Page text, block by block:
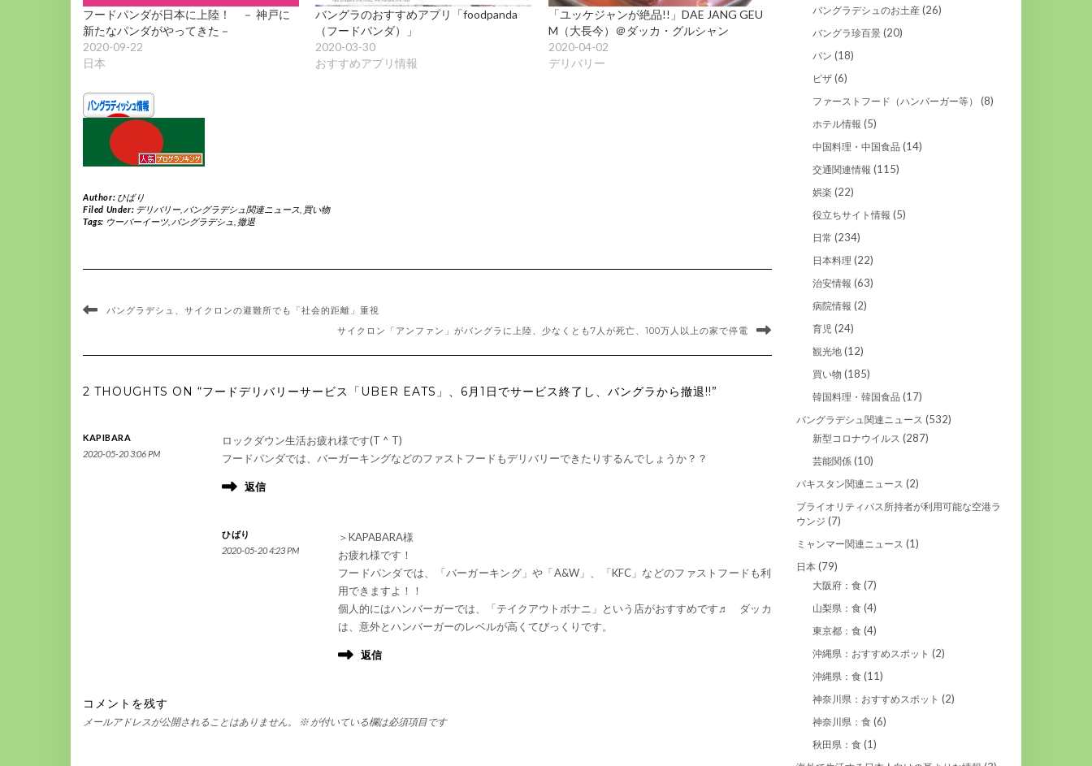
フードパンダが日本に上陸！ － 神戸に
新たなパンダがやってきた－
2020-09-22
日本
バングラのおすすめアプリ「foodpanda
（フードパンダ）」
2020-03-30
おすすめアプリ情報
「ユッケジャンが絶品!!」DAE JANG GEU
M（大長今）＠ダッカ・グルシャン
2020-04-02
デリバリー
Author: ひばり
Filed Under: デリバリー, バングラデシュ関連ニュース 買い物
Tags: ウーバーイーツ, バングラデシュ 撤退
バングラデシュ、サイクロンの避難所でも「社会的距離」重視
サイクロン「アンファン」がバングラに上陸、少なくとも7人が死亡、100万人以上の家で停電
2 THOUGHTS ON “フードデリバリーサービス「UBER EATS」、6月1日でサービス終了し、バングラから撤退!!”
KAPIBARA
2020-05-20 3:06 PM
ロックダウン生活お疲れ様です(T ^ T)
フードパンダでは、バーガーキングなどのファストフードもデリバリーできたりするんでしょうか？？
返信
ひばり
2020-05-20 4:23 PM
＞KAPABARA様
お疲れ様です！
フードパンダでは、「バーガーキング」や「A&W」、「KFC」などのファストフードも利
用できますよ！！
個人的にはハンバーガーでは、「テイクアウトボナニ」という店がおすすめです♬ ダッカ
は、意外とハンバーガーのレベルが高くてびっくりです。
返信
コメントを残す
メールアドレスが公開されることはありません。 ※ が付いている欄は必須項目です
バングラデシュのお土産(26)
バングラ珍百景(20)
パン (18)
ピザ(6)
ファーストフード（ハンバーガー等） (8)
ホテル情報 (5)
中国料理・中国食品 (14)
交通関連情報 (115)
娯楽 (22)
役立ちサイト情報 (5)
日常 (234)
日本料理 (22)
治安情報 (63)
病院情報 (2)
育児 (24)
観光地(12)
買い物 (185)
韓国料理・韓国食品 (17)
バングラデシュ関連ニュース (532)
新型コロナウイルス (287)
芸能関係(10)
パキスタン関連ニュース (2)
プライオリティパス所持者が利用可能な空港ラ
ウンジ (7)
ミャンマー関連ニュース (1)
日本(79)
大阪府：食 (7)
山梨県：食 (4)
東京都：食 (4)
沖縄県：おすすめスポット (2)
沖縄県：食 (11)
神奈川県：おすすめスポット (2)
神奈川県：食 (6)
秋田県：食 (1)